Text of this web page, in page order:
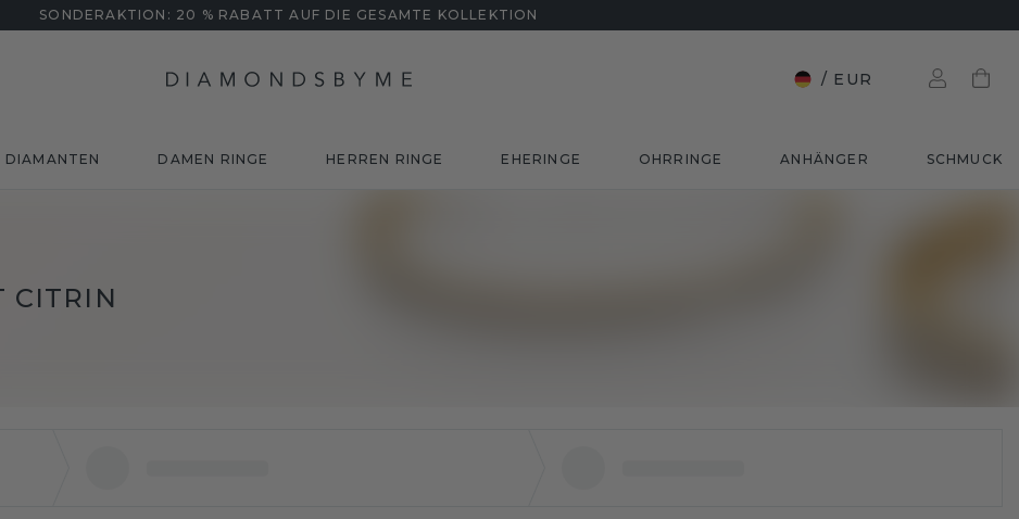
SONDERAKTION: 20 % RABATT AUF DIE GESAMTE KOLLEKTION
/ EUR
DIAMANTEN DAMEN RINGE HERREN RINGE EHERINGE OHRRINGE ANHÄNGER SCHMUCK
CITRIN